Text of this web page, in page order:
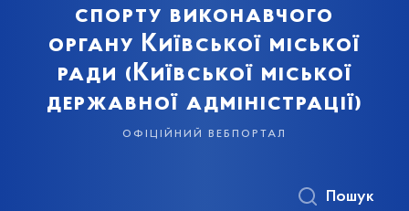
спорту виконавчого
органу Київської міської
ради (Київської міської
державної адміністрації)
офіційний вебпортал
Пошук